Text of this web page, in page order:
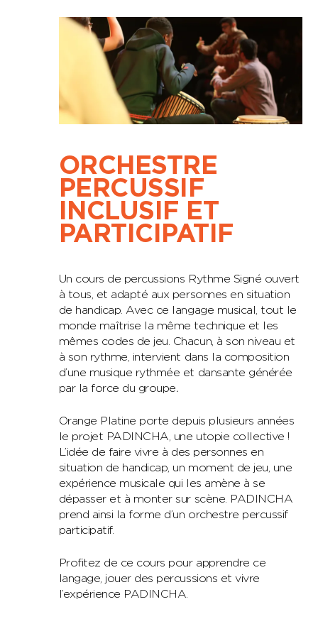
ORCHESTRE
PERCUSSIF
INCLUSIF ET
PARTICIPATIF
Un cours de percussions Rythme Signé ouvert
à tous, et adapté aux personnes en situation
de handicap. Avec ce langage musical, tout le
monde maîtrise la même technique et les
mêmes codes de jeu. Chacun, à son niveau et
à son rythme, intervient dans la composition
d’une musique rythmée et dansante générée
par la force du groupe.
Orange Platine porte depuis plusieurs années
le projet PADINCHA, une utopie collective !
L’idée de faire vivre à des personnes en
situation de handicap, un moment de jeu, une
expérience musicale qui les amène à se
dépasser et à monter sur scène. PADINCHA
prend ainsi la forme d’un orchestre percussif
participatif.
Profitez de ce cours pour apprendre ce
langage, jouer des percussions et vivre
l’expérience PADINCHA.